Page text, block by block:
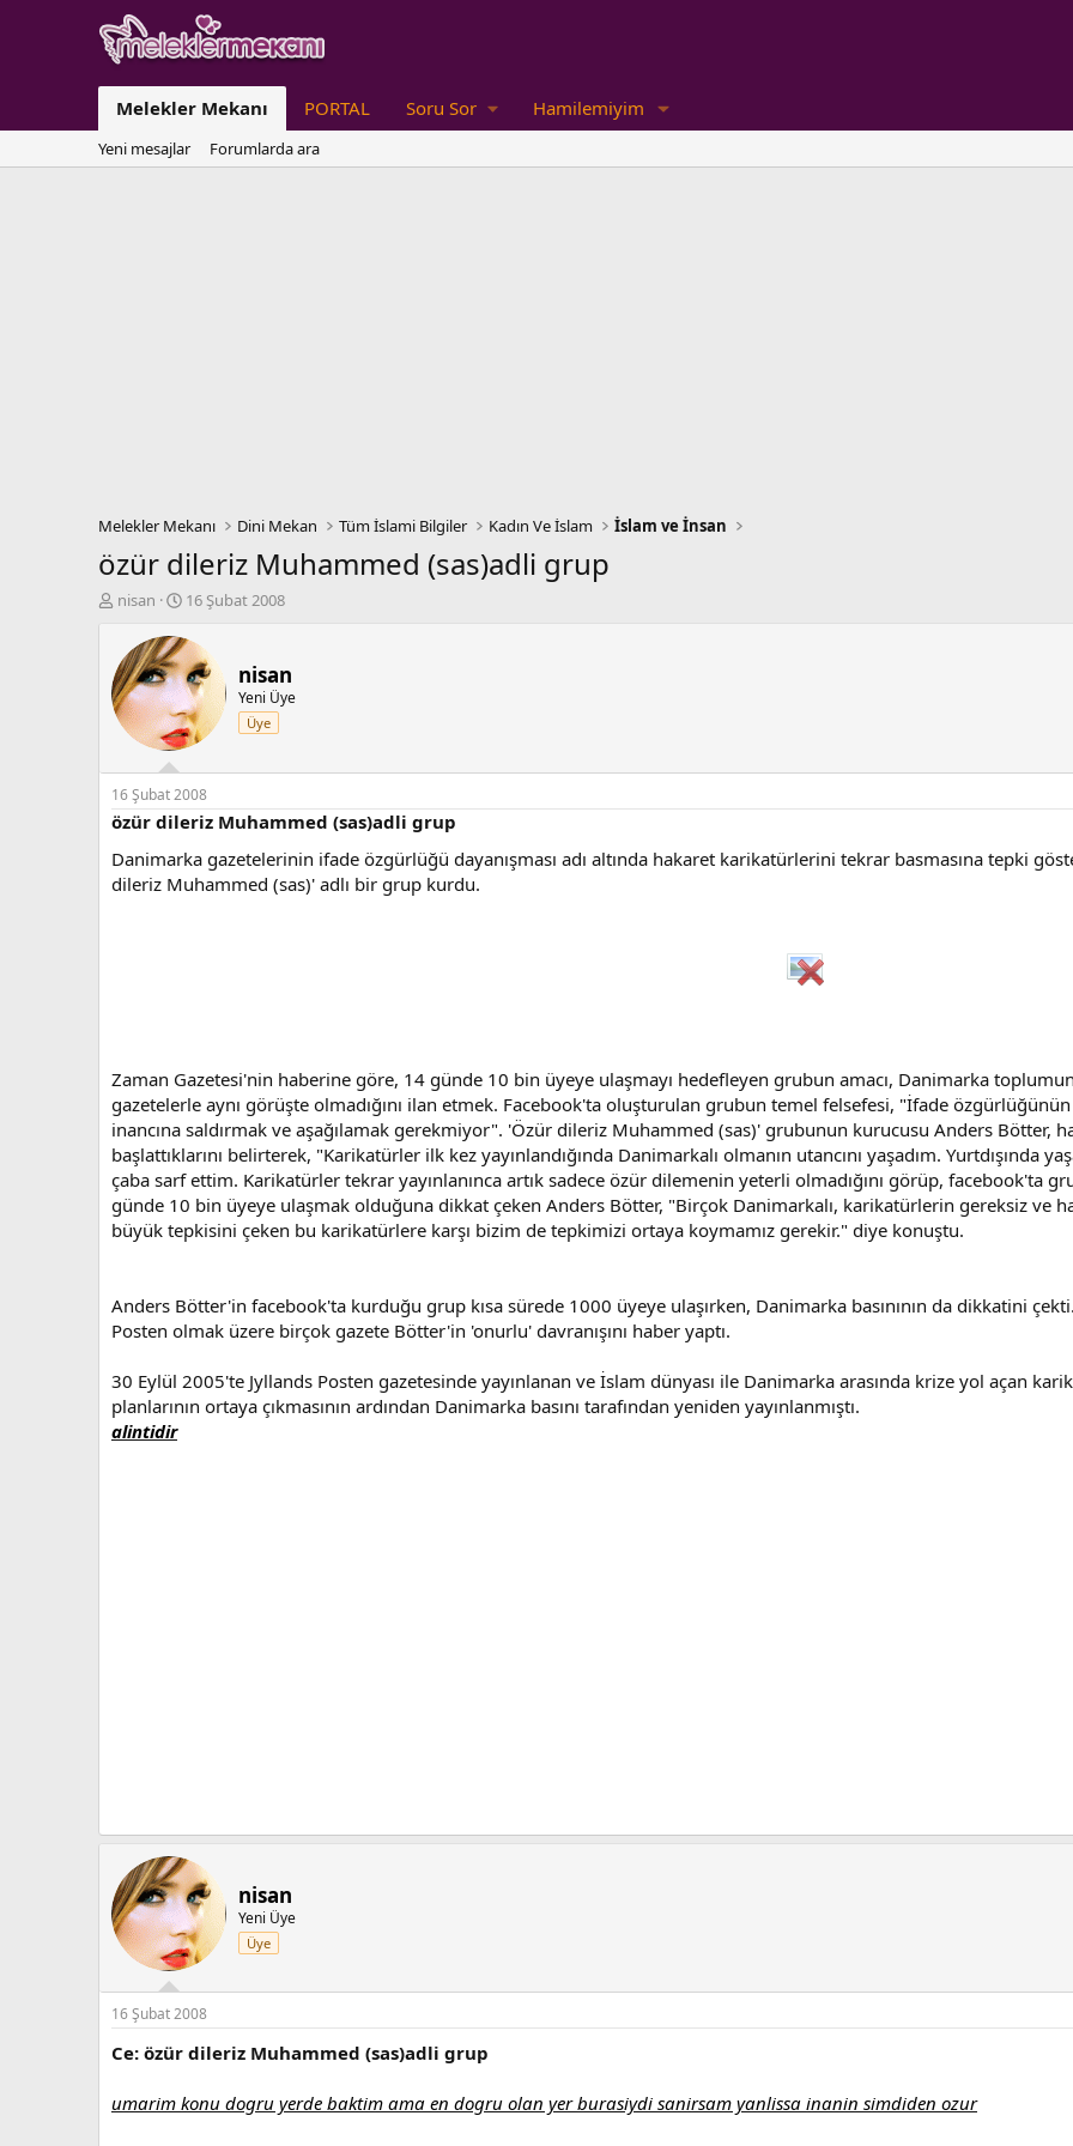
Melekler Mekanı PORTAL Soru Sor Hamilemiyim
Yeni mesajlar Forumlarda ara
Melekler Mekanı Dini Mekan Tüm İslami Bilgiler Kadın Ve İslam İslam ve İnsan
özür dileriz Muhammed (sas)adli grup
K
b
u
y
u
a
ş
l
a
t
a
nisan
B
ş
l
a
n
g
ı
ç
t
a
r
i
h
16 Şubat 2008
nisan
Yeni Üye
Üye
16 Şubat 2008
özür dileriz Muhammed (sas)adli grup
Danimarka gazetelerinin ifade özgürlüğü dayanışması adı altında hakaret karikatürlerini tekrar basmasına tepki
dileriz Muhammed (sas)' adlı bir grup kurdu.
Zaman Gazetesi'nin haberine göre, 14 günde 10 bin üyeye ulaşmayı hedefleyen grubun amacı, Danimarka
gazetelerle aynı görüşte olmadığını ilan etmek. Facebook'ta oluşturulan grubun temel felsefesi, "İfade özgürlüğünün
inancına saldırmak ve aşağılamak gerekmiyor". 'Özür dileriz Muhammed (sas)' grubunun kurucusu Anders Bötter,
başlattıklarını belirterek, "Karikatürler ilk kez yayınlandığında Danimarkalı olmanın utancını yaşadım. Yurtdışında
çaba sarf ettim. Karikatürler tekrar yayınlanınca artık sadece özür dilemenin yeterli olmadığını görüp, facebook'ta
günde 10 bin üyeye ulaşmak olduğuna dikkat çeken Anders Bötter, "Birçok Danimarkalı, karikatürlerin gereksiz ve
büyük tepkisini çeken bu karikatürlere karşı bizim de tepkimizi ortaya koymamız gerekir." diye konuştu.
Anders Bötter'in facebook'ta kurduğu grup kısa sürede 1000 üyeye ulaşırken, Danimarka basınının da dikkatini
Posten olmak üzere birçok gazete Bötter'in 'onurlu' davranışını haber yaptı.
30 Eylül 2005'te Jyllands Posten gazetesinde yayınlanan ve İslam dünyası ile Danimarka arasında krize yol açan
planlarının ortaya çıkmasının ardından Danimarka basını tarafından yeniden yayınlanmıştı.
alintidir
nisan
Yeni Üye
Üye
16 Şubat 2008
Ce: özür dileriz Muhammed (sas)adli grup
umarim konu dogru yerde baktim ama en dogru olan yer burasiydi sanirsam yanlissa inanin simdiden ozur